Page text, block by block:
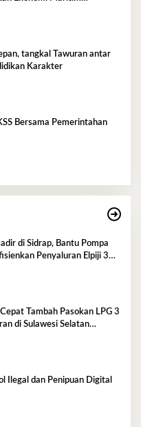
tangkal Tawuran antar
Karakter
Bersama Pemerintahan
di Sidrap, Bantu Pompa
Penyaluran Elpiji 3
Tambah Pasokan LPG 3
di Sulawesi Selatan
Ilegal dan Penipuan Digital